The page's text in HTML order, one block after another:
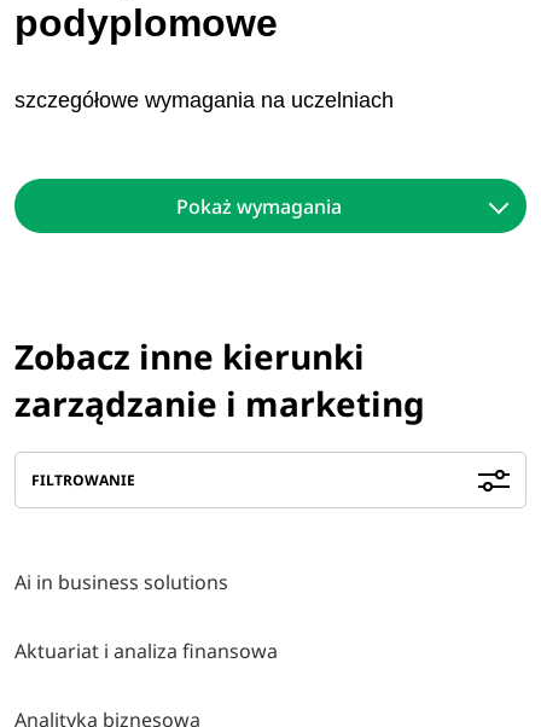
podyplomowe
szczegółowe wymagania na uczelniach
Pokaż wymagania
Zobacz inne kierunki
zarządzanie i marketing
FILTROWANIE
Ai in business solutions
Aktuariat i analiza finansowa
Analityka biznesowa